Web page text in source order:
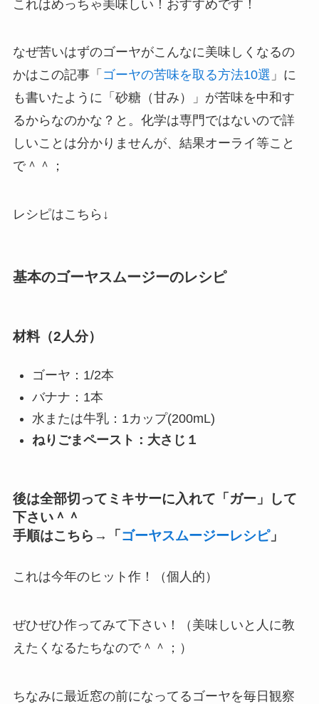
これはめっちゃ美味しい！おすすめです！
なぜ苦いはずのゴーヤがこんなに美味しくなるの
かはこの記事「 ゴーヤの苦味を取る方法10選 」に
も書いたように「砂糖（甘み）」が苦味を中和す
るからなのかな？と。化学は専門ではないので詳
しいことは分かりませんが、結果オーライ等こと
で＾＾；
レシピはこちら↓
基本のゴーヤスムージーのレシピ
材料（2人分）
ゴーヤ：1/2本
バナナ：1本
水または牛乳：1カップ(200mL)
ねりごまペースト：大さじ１
後は全部切ってミキサーに入れて「ガー」して
下さい＾＾
手順はこちら→「 ゴーヤスムージーレシピ」
これは今年のヒット作！（個人的）
ぜひぜひ作ってみて下さい！（美味しいと人に教
えたくなるたちなので＾＾；）
ちなみに最近窓の前になってるゴーヤを毎日観察